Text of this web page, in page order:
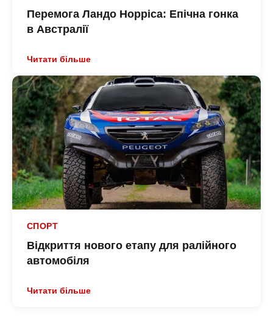
Перемога Ландо Норріса: Епічна гонка
в Австралії
Читати більше
СПОРТ
Відкриття нового етапу для ралійного
автомобіля
Читати більше